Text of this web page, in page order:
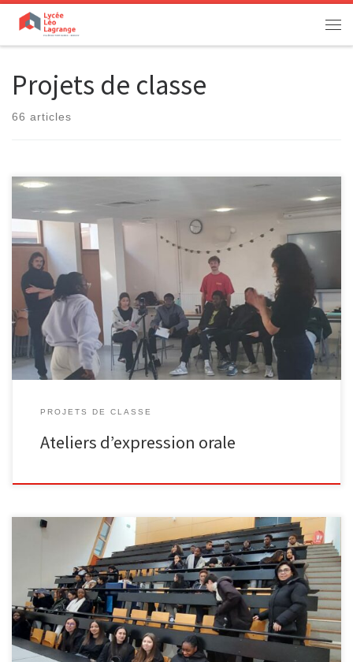
Passer au contenu
Projets de classe
66 articles
PROJETS DE CLASSE
Ateliers d’expression orale
[…]